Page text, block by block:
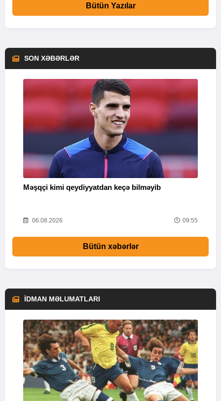
Bütün Yazılar
SON XƏBƏRLƏR
Məşqçi kimi qeydiyyatdan keçə bilməyib
06.08.2026 09:55
Bütün xəbərlər
İDMAN MƏLUMATLARI